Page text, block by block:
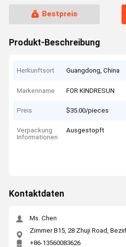
Bestpreis
Produkt-Beschreibung
Herkunftsort Guangdong, China
Markenname FOR KINDRESUN
Preis $35.00/pieces
Verpackung
Informationen
Ausgestopft
Kontaktdaten
Ms. Chen
Zimmer B15, 28 Zhuji Road,
+86-13560083626